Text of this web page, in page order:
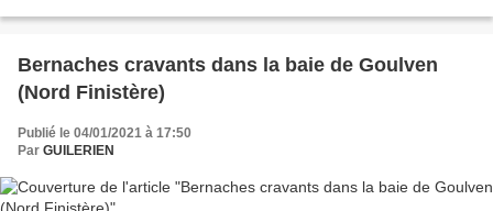
Bernaches cravants dans la baie de Goulven
(Nord Finistère)
Publié le 04/01/2021 à 17:50
Par GUILERIEN